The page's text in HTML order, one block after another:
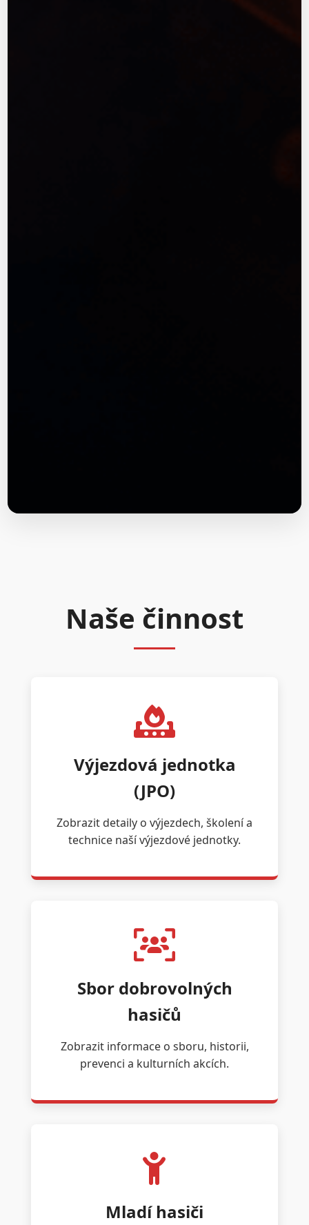
Naše činnost
Výjezdová jednotka
(JPO)
Zobrazit detaily o výjezdech, školení a
technice naší výjezdové jednotky.
Sbor dobrovolných
hasičů
Zobrazit informace o sboru, historii,
prevenci a kulturních akcích.
Mladí hasiči